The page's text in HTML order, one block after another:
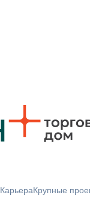
КарьераКрупные